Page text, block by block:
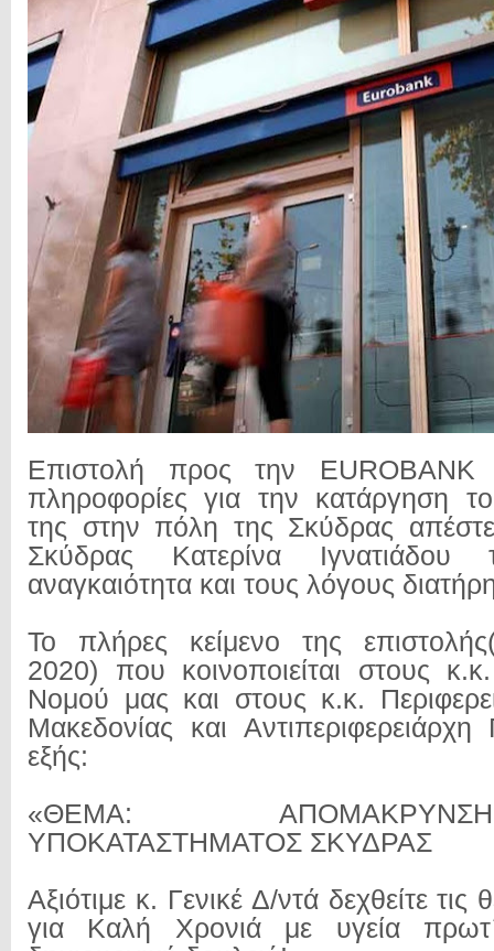
Επιστολή προς την EUROBANK
πληροφορίες για την κατάργηση
της στην πόλη της Σκύδρας
Σκύδρας Κατερίνα Ιγνατιάδου
αναγκαιότητα και τους λόγους
Το πλήρες κείμενο της
2020) που κοινοποιείται στους
Νομού μας και στους κ.κ.
Μακεδονίας και Αντιπεριφερειάρχη
εξής:
«ΘΕΜΑ:
ΥΠΟΚΑΤΑΣΤΗΜΑΤΟΣ ΣΚΥΔΡΑΣ
Αξιότιμε κ. Γενικέ Δ/ντά δεχθείτε τις
για Καλή Χρονιά με υγεία